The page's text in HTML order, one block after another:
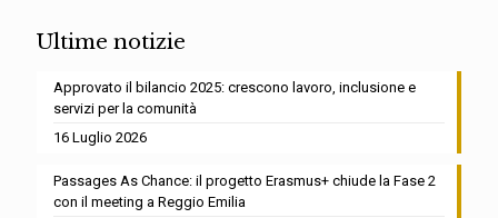
Ultime notizie
Approvato il bilancio 2025: crescono lavoro, inclusione e
servizi per la comunità
16 Luglio 2026
Passages As Chance: il progetto Erasmus+ chiude la Fase 2
con il meeting a Reggio Emilia